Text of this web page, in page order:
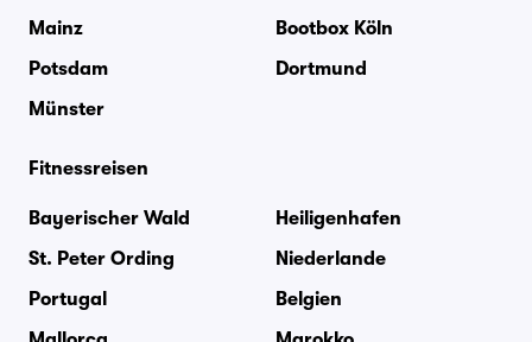
Mainz
Bootbox Köln
Potsdam
Dortmund
Münster
Fitnessreisen
Bayerischer Wald
Heiligenhafen
St. Peter Ording
Niederlande
Portugal
Belgien